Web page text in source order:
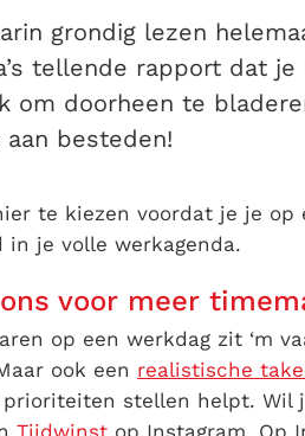
grondig lezen
tellende rapport dat
om doorheen te
besteden!
te kiezen voordat je je op
je volle werkagenda.
voor meer
op een werkdag zit ‘m
ook een realistische
stellen helpt. Wil
Tijdwinst op Instagram. Op